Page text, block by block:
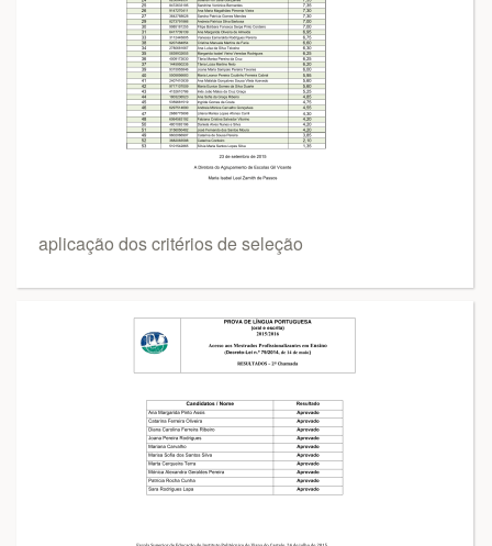
aplicação dos critérios de seleção